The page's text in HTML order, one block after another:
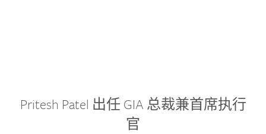
Pritesh Patel 出任 GIA 总裁兼首席执行
官